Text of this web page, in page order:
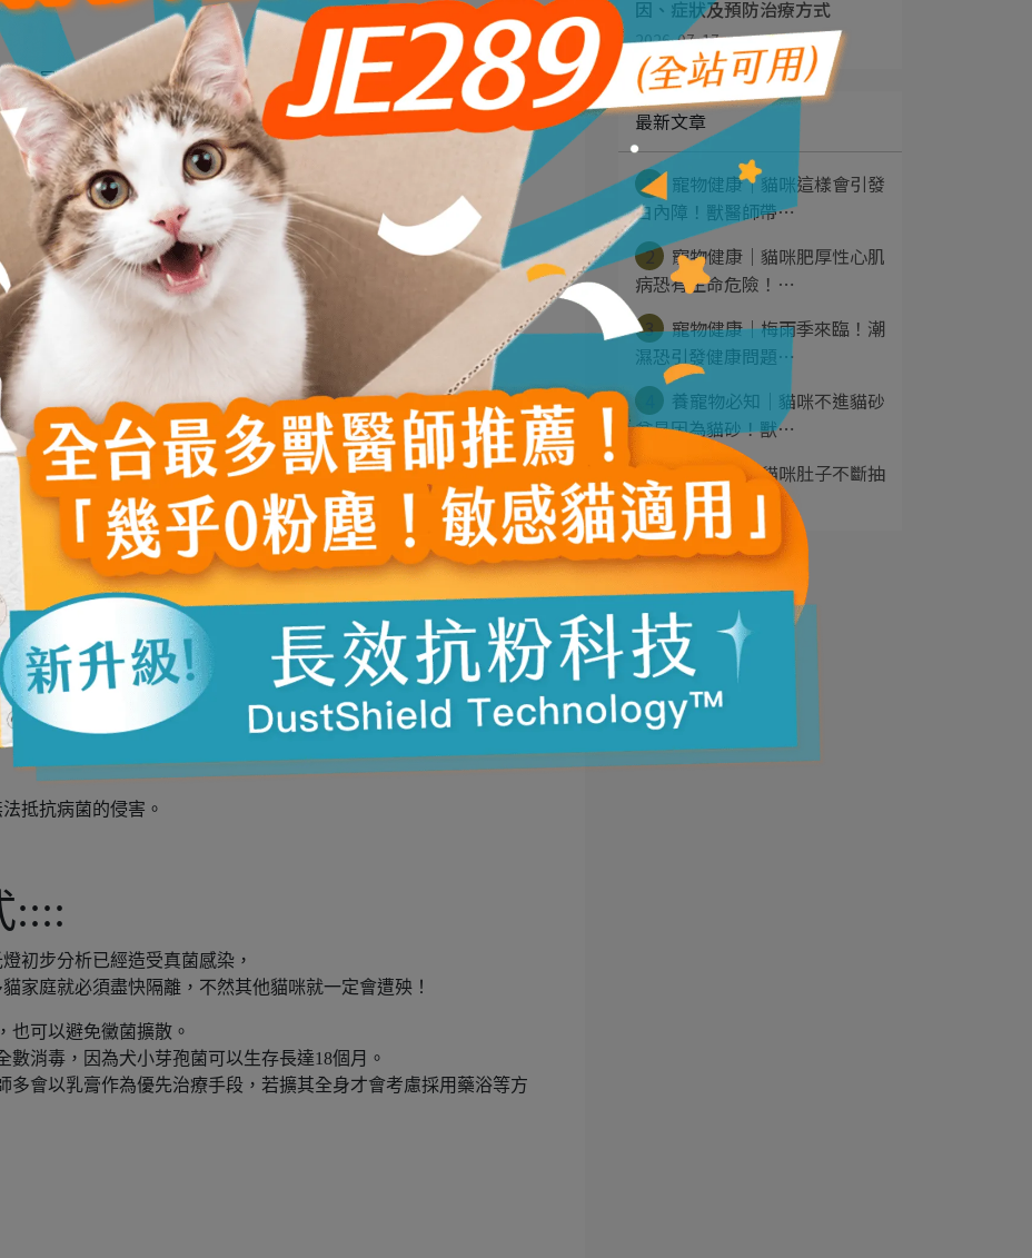
、尾巴、後背
，伍氏燈是專門檢驗毛孩皮膚是否被黴菌感染的工具，
下，患部會發出綠色的螢光，藍色螢光則是皮屑。
便很容易被感染；
病影響而下降，進而感染或復發貓癬。
透過舔舐(直接接觸)或是
觸的人事物不同，
抵抗病菌的侵害。
::::
初步分析已經造受真菌感染，
家庭就必須盡快隔離，不然其他貓咪就一定會遭殃！
也可以避免黴菌擴散。
消毒，因為犬小芽孢菌可以生存長達18個月。
多會以乳膏作為優先治療手段，若擴其全身才會考慮採用藥浴等方
因、症狀及預防治療方式
2026-07-17
最新文章
1
寵物健康｜貓咪這樣會引發
白內障！獸醫師帶⋯
2
寵物健康｜貓咪肥厚性心肌
病恐有生命危險！⋯
3 寵物健康｜梅雨季來臨！潮
濕恐引發健康問題⋯
養寵物必知｜貓咪不進貓砂
盆是因為貓砂！獸⋯
5
寵物健康｜貓咪肚子不斷抽
動是生病了？獸醫⋯